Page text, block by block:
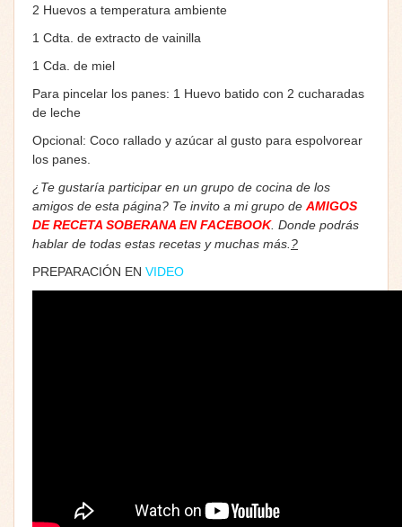
2 Huevos a temperatura ambiente
1 Cdta. de extracto de vainilla
1 Cda. de miel
Para pincelar los panes: 1 Huevo batido con 2 cucharadas
de leche
Opcional: Coco rallado y azúcar al gusto para espolvorear
los panes.
¿Te gustaría participar en un grupo de cocina de los
amigos de esta página? Te invito a mi grupo de AMIGOS
DE RECETA SOBERANA EN FACEBOOK. Donde podrás
hablar de todas estas recetas y muchas más. ?
PREPARACIÓN EN VIDEO